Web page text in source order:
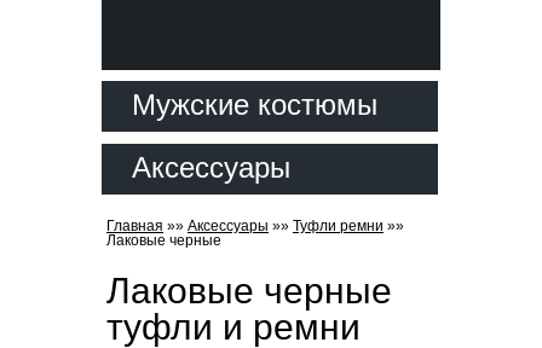
Мужские костюмы
Аксессуары
Главная »» Аксессуары »» Туфли ремни »»
Лаковые черные
Лаковые черные
туфли и ремни